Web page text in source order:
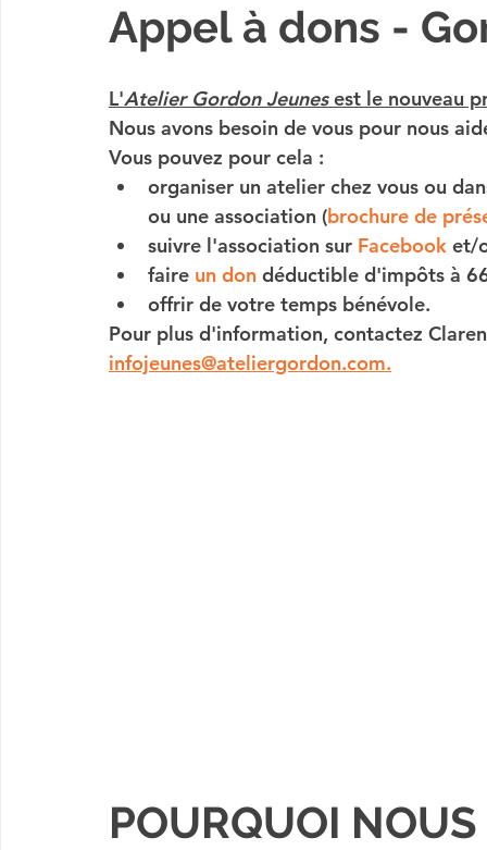
Appel à dons -
L'Atelier Gordon Jeunes est le nouveau
Nous avons besoin de vous pour nous
Vous pouvez pour cela :
organiser un atelier chez vous ou
ou une association (brochure de
suivre l'association sur Facebook et/
faire un don déductible d'impôts à
offrir de votre temps bénévole.
Pour plus d'information, contactez
infojeunes@ateliergordon.com.
POURQUOI